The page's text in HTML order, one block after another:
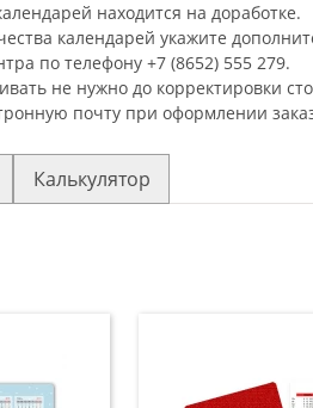
находится на доработке.
календарей укажите
по телефону +7 (8652) 555 279.
не нужно до корректировки
почту при оформлении
Калькулятор